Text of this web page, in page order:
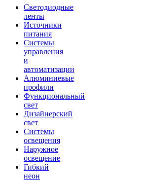
Светодиодные
ленты
Источники
питания
Системы
управления
и
автоматизации
Алюминиевые
профили
Функциональный
свет
Дизайнерский
свет
Системы
освещения
Наружное
освещение
Гибкий
неон